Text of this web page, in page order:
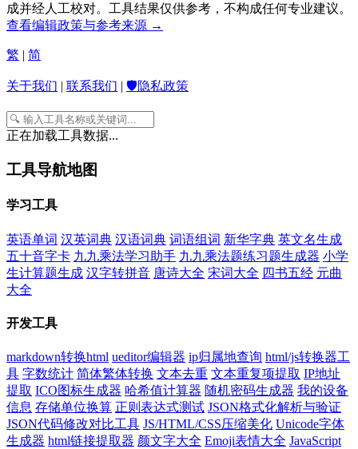
成并经人工校对。工具结果仅供参考，不构成任何专业建议。
查看编辑政策与参考来源 →
繁 简
关于我们 联系我们 🛡️隐私政策
正在加载工具数据...
工具导航地图
学习工具
英语单词 汉英词典 汉语词典 词语组词 新华字典 英文名生成
五十音字卡 九九乘法学习助手 九九乘法题练习题生成器 小学
生计算题生成 汉字转拼音 唐诗大全 宋词大全 四书五经 元曲
大全
开发工具
markdown转换html ueditor编辑器 ip归属地查询 html/js转换器工
具 字数统计 简体繁体转换 文本去重 文本重复项提取 IP地址
提取 ICO图标生成器 哈希值计算器 随机密码生成器 我的设备
信息 存储单位换算 正则表达式测试 JSON格式化解析与验证
JSON代码修改对比工具 JS/HTML/CSS压缩美化 Unicode字体
生成器 html链接提取器 颜文字大全 Emoji表情大全 JavaScript